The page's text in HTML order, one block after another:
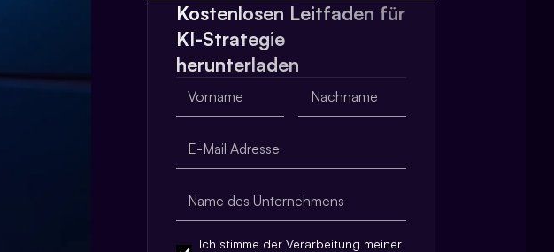
Kostenlosen Leitfaden für
KI-Strategie
herunterladen
Ich stimme der Verarbeitung meiner